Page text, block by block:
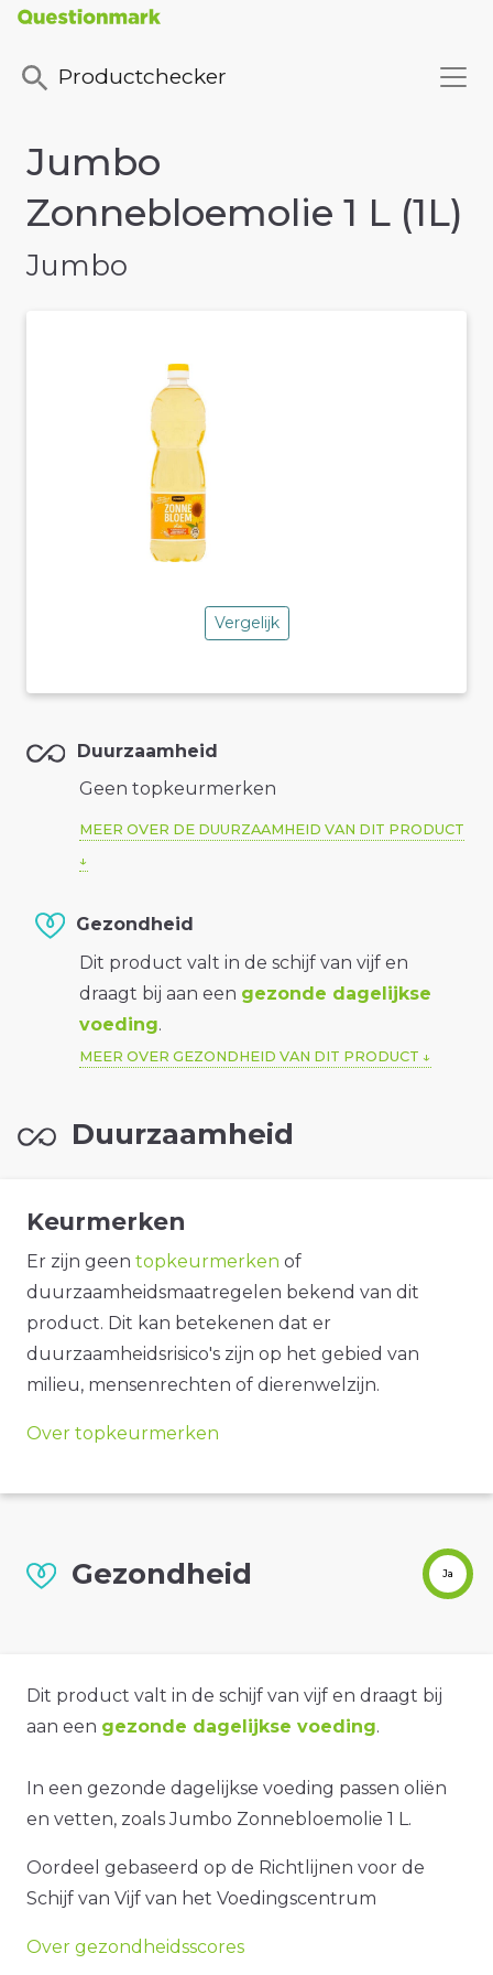
Productchecker
Jumbo
Zonnebloemolie 1 L (1L)
Jumbo
Vergelijk
Duurzaamheid
Geen topkeurmerken
MEER OVER DE DUURZAAMHEID VAN DIT PRODUCT
Gezondheid
Dit product valt in de schijf van vijf en
draagt bij aan een gezonde dagelijkse
voeding.
MEER OVER GEZONDHEID VAN DIT PRODUCT
Duurzaamheid
Keurmerken
Er zijn geen topkeurmerken of
duurzaamheidsmaatregelen bekend van dit
product. Dit kan betekenen dat er
duurzaamheidsrisico's zijn op het gebied van
milieu, mensenrechten of dierenwelzijn.
Over topkeurmerken
Gezondheid Ja
Dit product valt in de schijf van vijf en draagt bij
aan een gezonde dagelijkse voeding.
In een gezonde dagelijkse voeding passen oliën
en vetten, zoals Jumbo Zonnebloemolie 1 L.
Oordeel gebaseerd op de Richtlijnen voor de
Schijf van Vijf van het Voedingscentrum
Over gezondheidsscores